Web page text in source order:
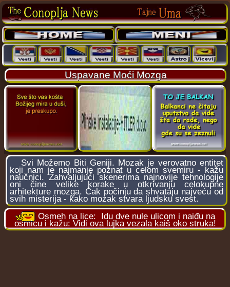
Uspavane Moći Mozga
Svi Možemo Biti Geniji. Mozak je verovatno entitet
koji nam je najmanje poznat u celom svemiru - kažu
naučnici. Zahvaljujući skenerima najnovije tehnologije
oni čine velike korake u otkrivanju celokupne
arhitekture mozga. Čak počinju da shvataju najveću od
svih misterija - kako mozak stvara ljudsku svest.
Osmeh na lice: Idu dve nule ulicom i naiđu na
osmicu i kažu: Vidi ova lujka vezala kaiš oko struka!